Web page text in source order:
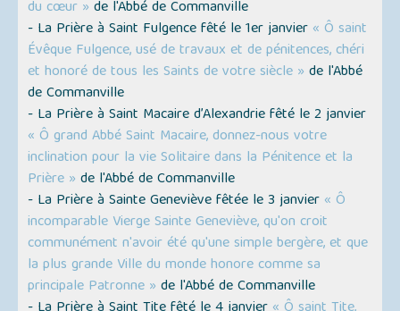
du cœur » de l'Abbé de Commanville
- La Prière à Saint Fulgence fêté le 1er janvier « Ô saint
Évêque Fulgence, usé de travaux et de pénitences, chéri
et honoré de tous les Saints de votre siècle » de l'Abbé
de Commanville
- La Prière à Saint Macaire d’Alexandrie fêté le 2 janvier
« Ô grand Abbé Saint Macaire, donnez-nous votre
inclination pour la vie Solitaire dans la Pénitence et la
Prière » de l'Abbé de Commanville
- La Prière à Sainte Geneviève fêtée le 3 janvier « Ô
incomparable Vierge Sainte Geneviève, qu'on croit
communément n'avoir été qu'une simple bergère, et que
la plus grande Ville du monde honore comme sa
principale Patronne » de l'Abbé de Commanville